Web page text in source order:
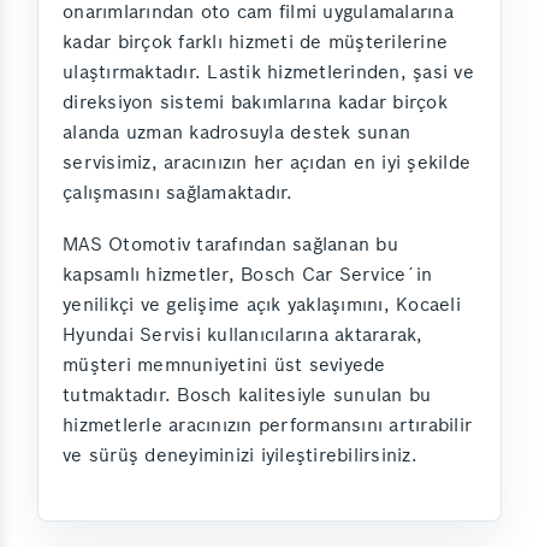
onarımlarından oto cam filmi uygulamalarına
kadar birçok farklı hizmeti de müşterilerine
ulaştırmaktadır. Lastik hizmetlerinden, şasi ve
direksiyon sistemi bakımlarına kadar birçok
alanda uzman kadrosuyla destek sunan
servisimiz, aracınızın her açıdan en iyi şekilde
çalışmasını sağlamaktadır.
MAS Otomotiv tarafından sağlanan bu
kapsamlı hizmetler, Bosch Car Service´in
yenilikçi ve gelişime açık yaklaşımını, Kocaeli
Hyundai Servisi kullanıcılarına aktararak,
müşteri memnuniyetini üst seviyede
tutmaktadır. Bosch kalitesiyle sunulan bu
hizmetlerle aracınızın performansını artırabilir
ve sürüş deneyiminizi iyileştirebilirsiniz.